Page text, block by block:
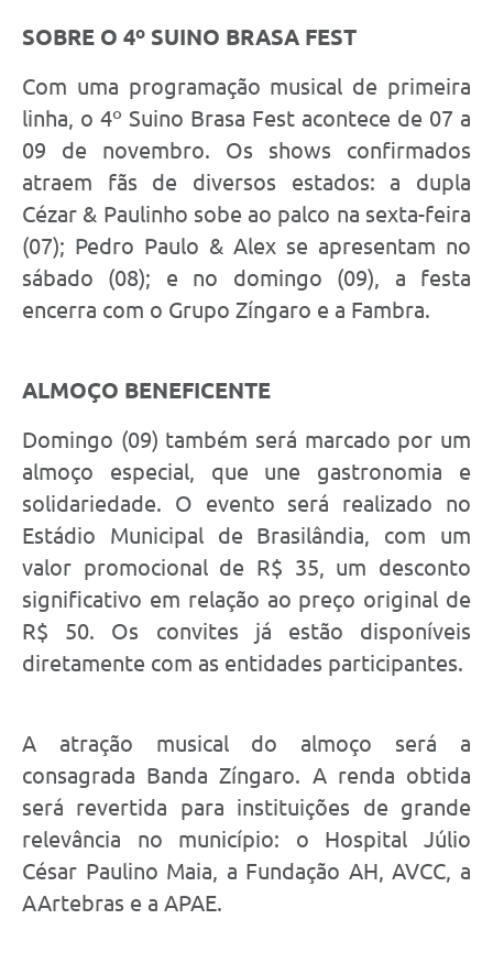
SOBRE O 4º SUINO BRASA FEST
Com uma programação musical de primeira
linha, o 4º Suino Brasa Fest acontece de 07 a
09 de novembro. Os shows confirmados
atraem fãs de diversos estados: a dupla
Cézar & Paulinho sobe ao palco na sexta-feira
(07); Pedro Paulo & Alex se apresentam no
sábado (08); e no domingo (09), a festa
encerra com o Grupo Zíngaro e a Fambra.
ALMOÇO BENEFICENTE
Domingo (09) também será marcado por um
almoço especial, que une gastronomia e
solidariedade. O evento será realizado no
Estádio Municipal de Brasilândia, com um
valor promocional de R$ 35, um desconto
significativo em relação ao preço original de
R$ 50. Os convites já estão disponíveis
diretamente com as entidades participantes.
A atração musical do almoço será a
consagrada Banda Zíngaro. A renda obtida
será revertida para instituições de grande
relevância no município: o Hospital Júlio
César Paulino Maia, a Fundação AH, AVCC, a
AArtebras e a APAE.